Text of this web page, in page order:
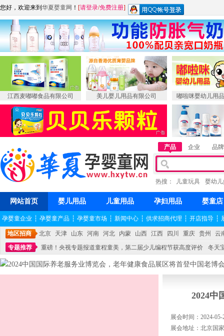
您好，欢迎来到 华夏婴童网 ！ [请登录/免费注册]
江西麦嘟嘟食品有限公司 美儿婴儿用品有限公司 嘟啦咪婴幼儿用
产品 企业 品牌
热搜： 儿童玩具 婴幼
网站首页 婴儿用品 儿童用品 孕妇用品 婴童店
孕婴童企业 ┆ 孕婴童产品 ┆ 孕婴童市场 ┆ 新闻中心 ┆ 供求招商代理 ┆ 开店指导 ┆
地区招商 北京 天津 山东 河南 河北 内蒙 山西 江西 四川 重庆 贵州
云
专题推荐
重磅！央视专题报道童程童美，第二届少儿编程节获高度评价
冬天
不能再单纯地销售产品,而要向增强服务转型,毕竟母婴产品比较特殊。”
妇幼广场
2024中
展会时间：2024-05-
展会地址：北京国